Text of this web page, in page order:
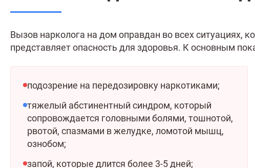
Вызов нарколога на дом оправдан во всех ситуациях,
представляет опасность для здоровья. К основным
подозрение на передозировку наркотиками;
тяжелый абстинентный синдром, который
сопровождается головными болями, тошнотой,
рвотой, спазмами в желудке, ломотой мышц,
ознобом;
запой, которые длится более 3-5 дней;